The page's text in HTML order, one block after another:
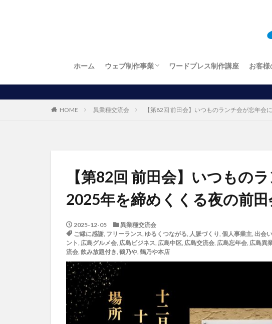
ホーム ウェブ制作事業
お店自慢
繁盛店
ワードプレス制作
LP制作（ランディングページ制作）
ロゴ制作
名刺制作
チラシ制作
お得！開業パック
パソコン出張訪問設定サービス
ワードプレス制作講座 お客様
エス
ホー
ブロ
アメ
HOME 異業種交流会 【第82回 前田会】いつものランチ会が忘年会
【第82回 前田会】いつもの
2025年を締めくくる夜の前田
2025-12-05
異業種交流会
ご縁に感謝, フリーランス, ゆるくつながる, 人脈づくり, 個人事業主, 出会
ント, 広島グルメ会, 広島ビジネス, 広島中区, 広島交流会, 広島忘年会, 広島異
流会, 飲み放題付き, 鶴乃や, 鶴乃や本店